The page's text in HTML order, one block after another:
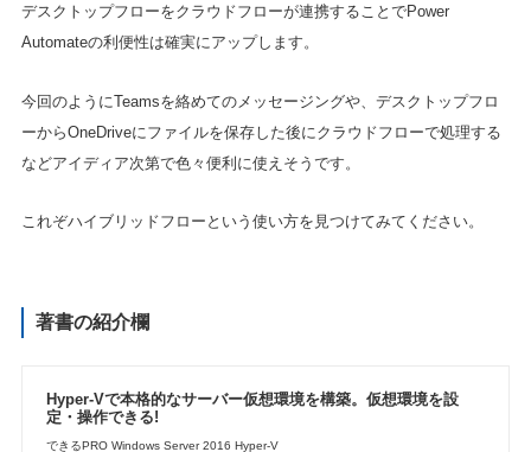
デスクトップフローをクラウドフローが連携することでPower
Automateの利便性は確実にアップします。
今回のようにTeamsを絡めてのメッセージングや、デスクトップフロ
ーからOneDriveにファイルを保存した後にクラウドフローで処理する
などアイディア次第で色々便利に使えそうです。
これぞハイブリッドフローという使い方を見つけてみてください。
著書の紹介欄
Hyper-Vで本格的なサーバー仮想環境を構築。仮想環境を設
定・操作できる!
できるPRO Windows Server 2016 Hyper-V